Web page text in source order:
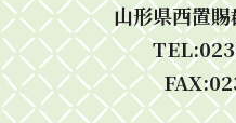
山形県西置